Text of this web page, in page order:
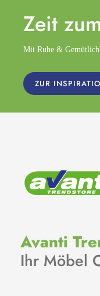
Zeit
Mit Ruhe &
ZUR
Avanti
Ihr Möbel